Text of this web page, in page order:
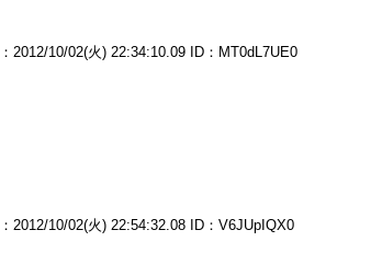
：2012/10/02(火) 22:34:10.09 ID：MT0dL7UE0
：2012/10/02(火) 22:54:32.08 ID：V6JUpIQX0